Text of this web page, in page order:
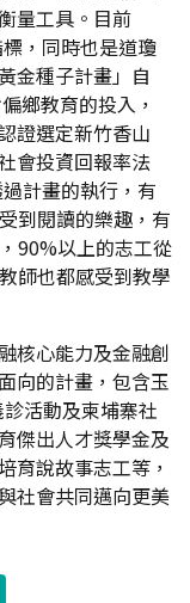
量工具。目前
，同時也是道瓊
金種子計畫」自
鄉教育的投入，
證選定新竹香山
會投資回報率法
計畫的執行，有
到閱讀的樂趣，有
90%以上的志工從
師也都感受到教學
核心能力及金融創
向的計畫，包含玉
活動及柬埔寨社
傑出人才獎學金及
育說故事志工等，
社會共同邁向更美